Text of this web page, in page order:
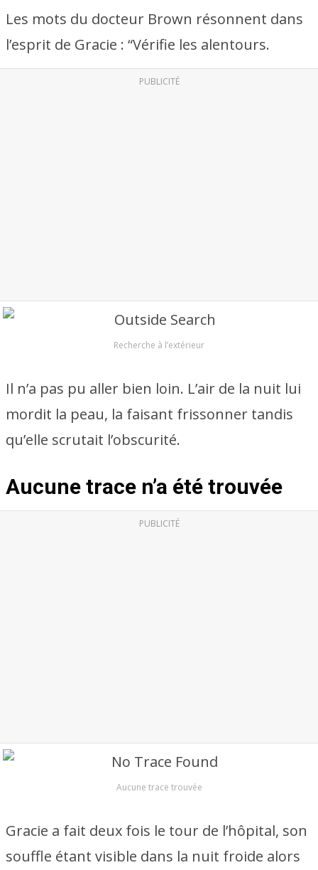
Les mots du docteur Brown résonnent dans
l’esprit de Gracie : “Vérifie les alentours.
PUBLICITÉ
Recherche à l’extérieur
Il n’a pas pu aller bien loin. L’air de la nuit lui
mordit la peau, la faisant frissonner tandis
qu’elle scrutait l’obscurité.
Aucune trace n’a été trouvée
PUBLICITÉ
Aucune trace trouvée
Gracie a fait deux fois le tour de l’hôpital, son
souffle étant visible dans la nuit froide alors